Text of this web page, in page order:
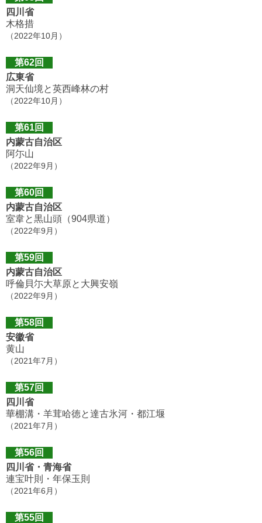
四川省
木格措
（2022年10月）
第62回
広東省
洞天仙境と英西峰林の村
（2022年10月）
第61回
内蒙古自治区
阿尓山
（2022年9月）
第60回
内蒙古自治区
室韋と黒山頭（904県道）
（2022年9月）
第59回
内蒙古自治区
呼倫貝尓大草原と大興安嶺
（2022年9月）
第58回
安徽省
黄山
（2021年7月）
第57回
四川省
華棚溝・羊茸哈徳と達古氷河・都江堰
（2021年7月）
第56回
四川省・青海省
連宝叶則・年保玉則
（2021年6月）
第55回